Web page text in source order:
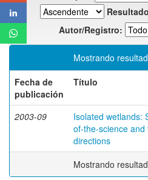
Autor/Registro:
Mostrando
Fecha de
publicación
Título
2003-09
Isolated wetlands:
of-the-science and
directions
Mostrando